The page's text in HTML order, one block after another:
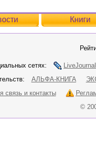
Книги
сетях:
LiveJournal
АЛЬФА-КНИГА
связь и контакты
©